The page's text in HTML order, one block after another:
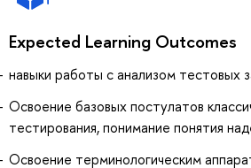
Expected Learning Outcomes
навыки работы с анализом тестовых
Освоение базовых постулатов
тестирования, понимание понятия
Освоение терминологическим